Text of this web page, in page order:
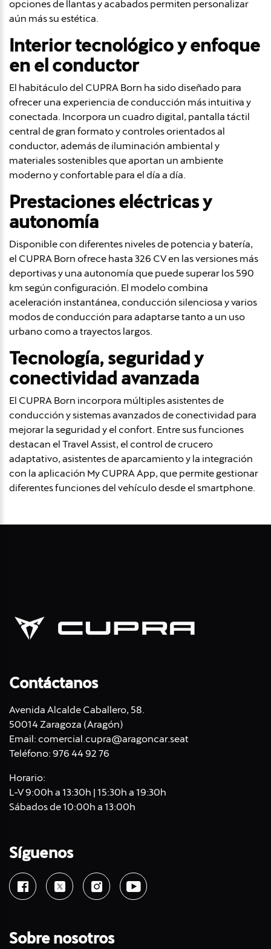
opciones de llantas y acabados permiten personalizar
aún más su estética.
Interior tecnológico y enfoque
en el conductor
El habitáculo del CUPRA Born ha sido diseñado para
ofrecer una experiencia de conducción más intuitiva y
conectada. Incorpora un cuadro digital, pantalla táctil
central de gran formato y controles orientados al
conductor, además de iluminación ambiental y
materiales sostenibles que aportan un ambiente
moderno y confortable para el día a día.
Prestaciones eléctricas y
autonomía
Disponible con diferentes niveles de potencia y batería,
el CUPRA Born ofrece hasta 326 CV en las versiones más
deportivas y una autonomía que puede superar los 590
km según configuración. El modelo combina
aceleración instantánea, conducción silenciosa y varios
modos de conducción para adaptarse tanto a un uso
urbano como a trayectos largos.
Tecnología, seguridad y
conectividad avanzada
El CUPRA Born incorpora múltiples asistentes de
conducción y sistemas avanzados de conectividad para
mejorar la seguridad y el confort. Entre sus funciones
destacan el Travel Assist, el control de crucero
adaptativo, asistentes de aparcamiento y la integración
con la aplicación My CUPRA App, que permite gestionar
diferentes funciones del vehículo desde el smartphone.
Contáctanos
Avenida Alcalde Caballero, 58.
50014 Zaragoza (Aragón)
Email: comercial.cupra@aragoncar.seat
Teléfono: 976 44 92 76
Horario:
L-V 9:00h a 13:30h | 15:30h a 19:30h
Sábados de 10:00h a 13:00h
Síguenos
Sobre nosotros